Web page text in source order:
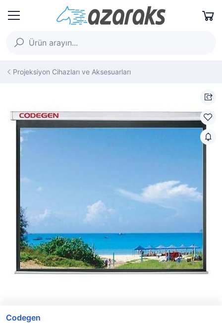
Projeksiyon Cihazları ve Aksesuarları
Codegen